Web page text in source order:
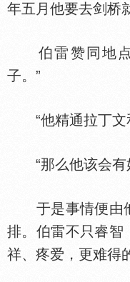
年五月他要去剑桥
伯雷赞同地点
子。”
“他精通拉丁文
“那么他该会有
于是事情便由他
排。伯雷不只睿智
祥、疼爱，更难得